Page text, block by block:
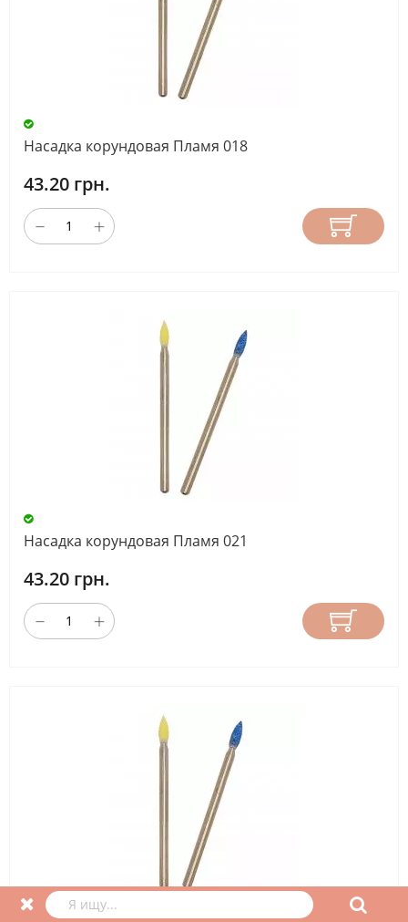
Насадка корундовая Пламя 018
43.20 грн.
Насадка корундовая Пламя 021
43.20 грн.